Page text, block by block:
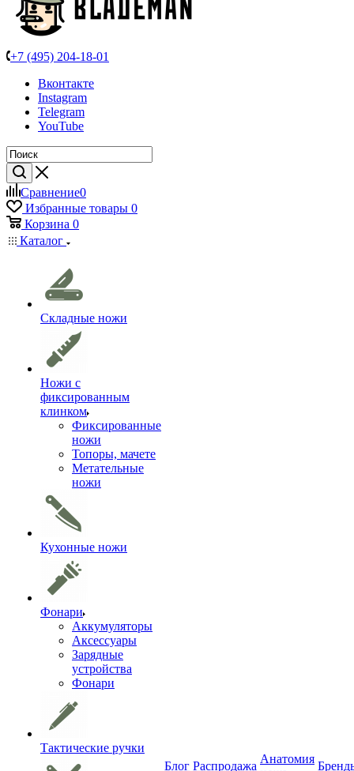
+7 (495) 204-18-01
Вконтакте
Instagram
Telegram
YouTube
Сравнение0
Избранные товары 0
Корзина 0
Каталог
Складные ножи
Ножи с
фиксированным
клинком
Фиксированные
ножи
Топоры, мачете
Метательные
ножи
Кухонные ножи
Фонари
Аккумуляторы
Аксессуары
Зарядные
устройства
Фонари
Тактические ручки
Блог Распродажа
Анатомия